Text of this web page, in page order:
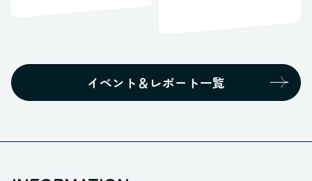
イベント＆レポート一覧